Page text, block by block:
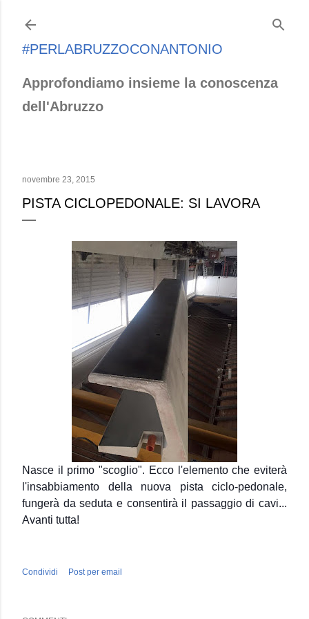
#PERLABRUZZOCONANTONIO
Approfondiamo insieme la conoscenza
dell'Abruzzo
novembre 23, 2015
PISTA CICLOPEDONALE: SI LAVORA
Nasce il primo "scoglio". Ecco l'elemento che eviterà
l'insabbiamento della nuova pista ciclo-pedonale,
fungerà da seduta e consentirà il passaggio di cavi...
Avanti tutta!
Condividi Post per email